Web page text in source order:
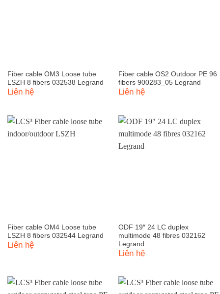
Fiber cable OM3 Loose tube
LSZH 8 fibers 032538 Legrand
Liên hệ
Fiber cable OS2 Outdoor PE 96
fibers 900283_05 Legrand
Liên hệ
Fiber cable OM4 Loose tube
LSZH 8 fibers 032544 Legrand
Liên hệ
ODF 19″ 24 LC duplex
multimode 48 fibres 032162
Legrand
Liên hệ